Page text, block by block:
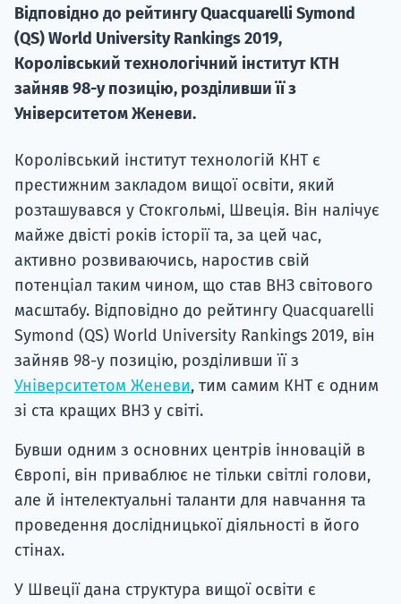
Відповідно до рейтингу Quacquarelli Symond
(QS) World University Rankings 2019,
Королівський технологічний інститут KTH
зайняв 98-у позицію, розділивши її з
Університетом Женеви.
Королівський інститут технологій КНТ є
престижним закладом вищої освіти, який
розташувався у Стокгольмі, Швеція. Він налічує
майже двісті років історії та, за цей час,
активно розвиваючись, наростив свій
потенціал таким чином, що став ВНЗ світового
масштабу. Відповідно до рейтингу Quacquarelli
Symond (QS) World University Rankings 2019, він
зайняв 98-у позицію, розділивши її з
Університетом Женеви, тим самим КНТ є одним
зі ста кращих ВНЗ у світі.
Бувши одним з основних центрів інновацій в
Європі, він приваблює не тільки світлі голови,
але й інтелектуальні таланти для навчання та
проведення дослідницької діяльності в його
стінах.
У Швеції дана структура вищої освіти є